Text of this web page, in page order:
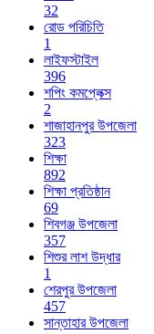
32
রোড পরিচিতি
1
লাইফস্টাইল
396
শপিং কমপ্লেক্স
2
শাজাহানপুর উপজেলা
323
শিক্ষা
892
শিক্ষা প্রতিষ্ঠান
69
শিবগঞ্জ উপজেলা
357
শিশুর লাশ উদ্ধার
1
শেরপুর উপজেলা
457
সান্তাহার উপজেলা